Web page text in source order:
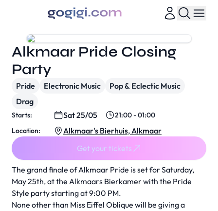
The grand finale of Alkmaar Pride is set for Saturday,
May 25th, at the Alkmaars Bierkamer with the Pride
Style party starting at 9:00 PM.
None other than Miss Eiffel Oblique will be giving a
Alkmaar Pride Closing
Party
Pride Electronic Music
Pop & Eclectic Music
Drag
Starts: Sat 25/05
21:00 - 01:00
Location:
Alkmaar's Bierhuis, Alkmaar
Get your tickets